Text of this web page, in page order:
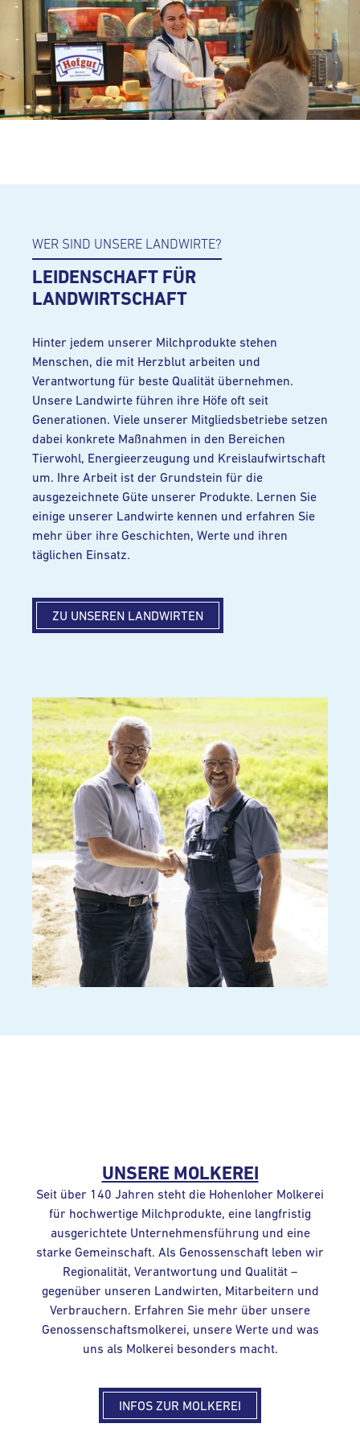
WER SIND UNSERE LANDWIRTE?
LEIDENSCHAFT FÜR
LANDWIRTSCHAFT
Hinter jedem unserer Milchprodukte stehen
Menschen, die mit Herzblut arbeiten und
Verantwortung für beste Qualität übernehmen.
Unsere Landwirte führen ihre Höfe oft seit
Generationen. Viele unserer Mitgliedsbetriebe setzen
dabei konkrete Maßnahmen in den Bereichen
Tierwohl, Energieerzeugung und Kreislaufwirtschaft
um. Ihre Arbeit ist der Grundstein für die
ausgezeichnete Güte unserer Produkte. Lernen Sie
einige unserer Landwirte kennen und erfahren Sie
mehr über ihre Geschichten, Werte und ihren
täglichen Einsatz.
ZU UNSEREN LANDWIRTEN
UNSERE MOLKEREI
Seit über 140 Jahren steht die Hohenloher Molkerei
für hochwertige Milchprodukte, eine langfristig
ausgerichtete Unternehmensführung und eine
starke Gemeinschaft. Als Genossenschaft leben wir
Regionalität, Verantwortung und Qualität –
gegenüber unseren Landwirten, Mitarbeitern und
Verbrauchern. Erfahren Sie mehr über unsere
Genossenschaftsmolkerei, unsere Werte und was
uns als Molkerei besonders macht.
INFOS ZUR MOLKEREI